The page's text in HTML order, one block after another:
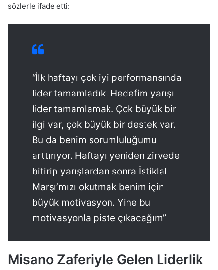
sözlerle ifade etti:
“İlk haftayı çok iyi performansında
lider tamamladık. Hedefim yarışı
lider tamamlamak. Çok büyük bir
ilgi var, çok büyük bir destek var.
Bu da benim sorumluluğumu
arttırıyor. Haftayı yeniden zirvede
bitirip yarışlardan sonra İstiklal
Marşı’mızı okutmak benim için
büyük motivasyon. Yine bu
motivasyonla piste çıkacağım”
Misano Zaferiyle Gelen Liderlik